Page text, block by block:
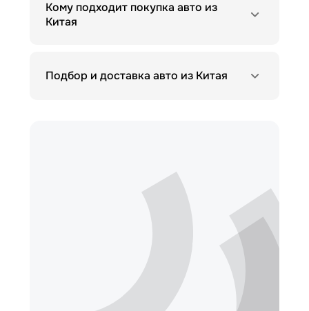
Кому подходит покупка авто из
Китая
Подбор и доставка авто из Китая